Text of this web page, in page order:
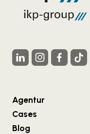
Agentur
Cases
Blog